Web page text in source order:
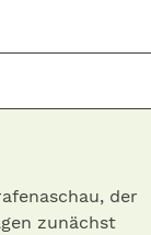
der
zunächst